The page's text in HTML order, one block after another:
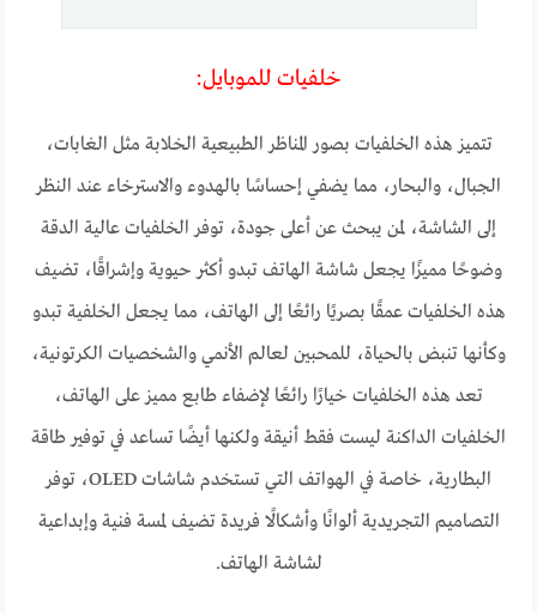
خلفيات للموبايل:
تتميز هذه الخلفيات بصور المناظر الطبيعية الخلابة مثل الغابات،
الجبال، والبحار، مما يضفي إحساسًا بالهدوء والاسترخاء عند النظر
إلى الشاشة، لمن يبحث عن أعلى جودة، توفر الخلفيات عالية الدقة
وضوحًا مميزًا يجعل شاشة الهاتف تبدو أكثر حيوية وإشراقًا، تضيف
هذه الخلفيات عمقًا بصريًا رائعًا إلى الهاتف، مما يجعل الخلفية تبدو
وكأنها تنبض بالحياة، للمحبين لعالم الأنمي والشخصيات الكرتونية،
تعد هذه الخلفيات خيارًا رائعًا لإضفاء طابع مميز على الهاتف،
الخلفيات الداكنة ليست فقط أنيقة ولكنها أيضًا تساعد في توفير طاقة
البطارية، خاصة في الهواتف التي تستخدم شاشات OLED، توفر
التصاميم التجريدية ألوانًا وأشكالًا فريدة تضيف لمسة فنية وإبداعية
لشاشة الهاتف.